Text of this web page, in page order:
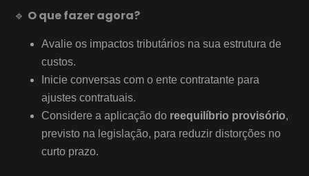
🔹 O que fazer agora?
Avalie os impactos tributários na sua estrutura de
custos.
Inicie conversas com o ente contratante para
ajustes contratuais.
Considere a aplicação do reequilíbrio provisório,
previsto na legislação, para reduzir distorções no
curto prazo.